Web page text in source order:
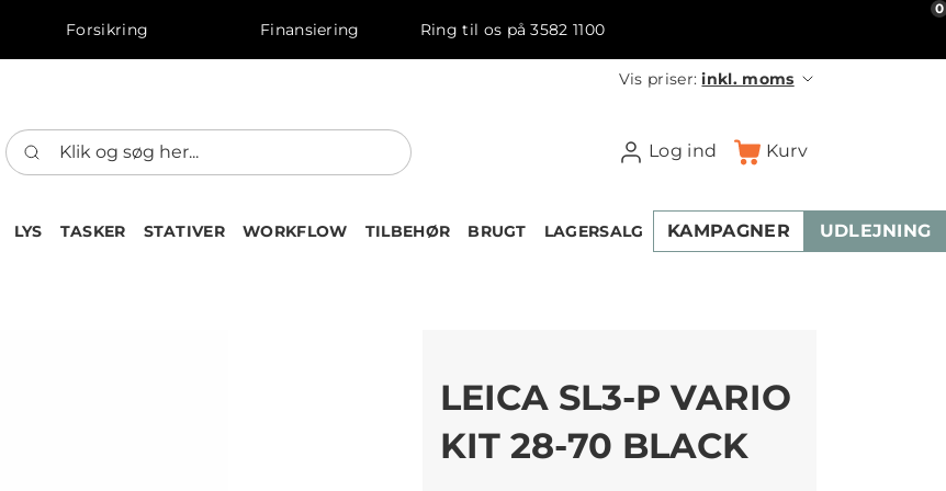
Forsikring Finansiering Ring til os på 3582 1100
Vis priser:inkl. moms
Log ind Kurv
0
LYS TASKER STATIVER WORKFLOW TILBEHØR BRUGT LAGERSALG KAMPAGNER UDLEJNING
LEICA SL3-P VARIO
KIT 28-70 BLACK